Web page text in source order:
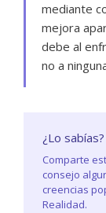
mediante
mejora
debe al
no a
¿Lo sabías?
Comparte
consejo
creencias
Realidad.